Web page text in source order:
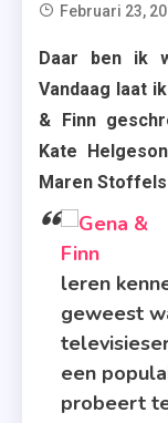
Februari 23,
Daar ben ik
Vandaag laat
& Finn
Kate
Maren
leren
geweest
een
probeert